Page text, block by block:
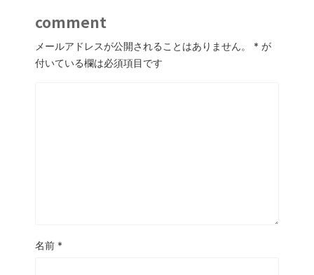
comment
メールアドレスが公開されることはありません。 * が
付いている欄は必須項目です
名前 *